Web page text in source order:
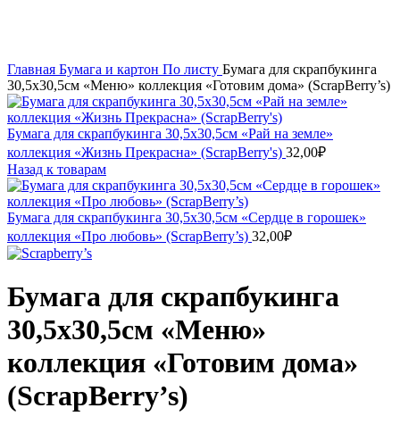
Главная Бумага и картон По листу Бумага для скрапбукинга
30,5х30,5см «Меню» коллекция «Готовим дома» (ScrapBerry’s)
Бумага для скрапбукинга 30,5х30,5см «Рай на земле»
коллекция «Жизнь Прекрасна» (ScrapBerry's) 32,00₽
Назад к товарам
Бумага для скрапбукинга 30,5х30,5см «Сердце в горошек»
коллекция «Про любовь» (ScrapBerry’s) 32,00₽
Бумага для скрапбукинга
30,5х30,5см «Меню»
коллекция «Готовим дома»
(ScrapBerry’s)